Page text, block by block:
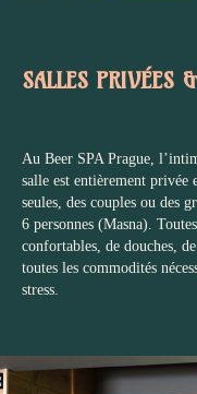
SALLES PRIVÉES
Au Beer SPA Prague,
salle est entièrement privée
seules, des couples ou des
6 personnes (Masna).
confortables, de douches,
toutes les commodités
stress.